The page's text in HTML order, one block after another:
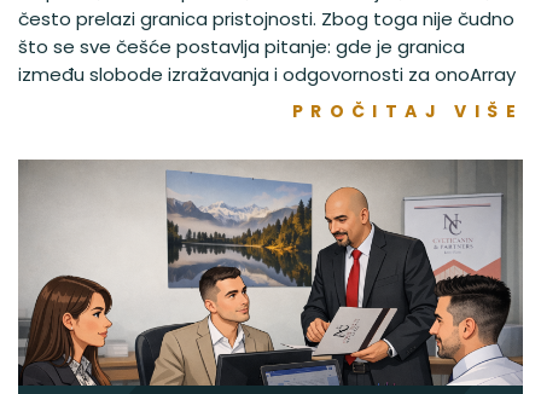
često prelazi granica pristojnosti. Zbog toga nije čudno
što se sve češće postavlja pitanje: gde je granica
između slobode izražavanja i odgovornosti za onoArray
PROČITAJ VIŠE